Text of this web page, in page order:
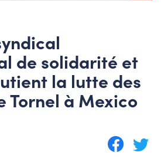
de solidarité et
la lutte des
Tornel à Mexico